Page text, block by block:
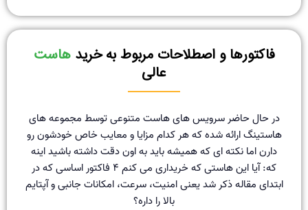
فاکتورها و اصطلاحات مربوط به خریدهاست
عالی
در حال حاضر سرویس های هاست متنوعی توسط مجموعه های
هاستینگ ارائه شده که هر کدام مزایا و معایب خاص خودشون رو
دارن اما نکته ای که همیشه باید به اون دقت داشته باشید اینه
که: آیا این هاستی که خریداری می کنم ۴ فاکتور اساسی که در
ابتدای مقاله ذکر شد یعنی امنیت، سرعت، امکانات جانبی و آپتایم
بالا را داره؟